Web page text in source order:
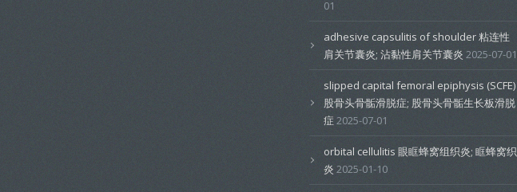
01
adhesive capsulitis of shoulder 粘连性
肩关节囊炎; 沾黏性肩关节囊炎 2025-07-01
slipped capital femoral epiphysis (SCFE)
股骨头骨骺滑脱症; 股骨头骨骺生长板滑脱
症 2025-07-01
orbital cellulitis 眼眶蜂窝组织炎; 眶蜂窝织
炎 2025-01-10